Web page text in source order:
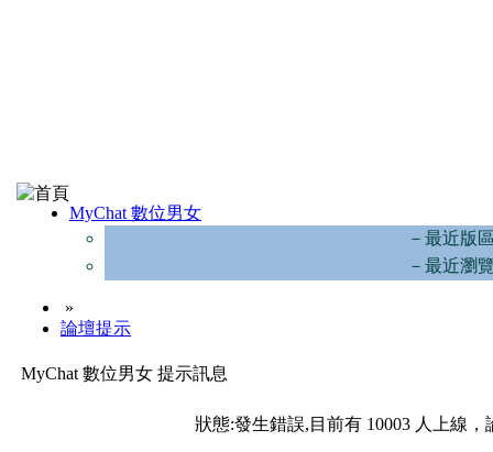
MyChat 數位男女
－最近版
－最近瀏
»
論壇提示
MyChat 數位男女 提示訊息
狀態:發生錯誤,目前有 10003 人上線